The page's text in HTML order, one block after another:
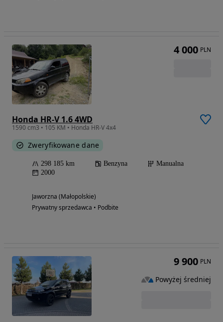
Honda HR-V 1.6 4WD
1590 cm3 • 105 KM • Honda HR-V 4x4
Zweryfikowane dane
298 185 km Benzyna
Manualna
2000
Jaworzna (Małopolskie)
Prywatny sprzedawca • Podbite
4 000 PLN
9 900 PLN
Powyżej średniej